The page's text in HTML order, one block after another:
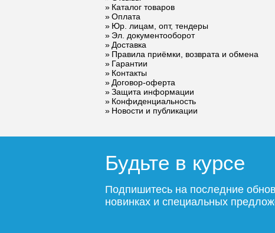
предохранительный
ROMMER для
отопления 2.5 бар
1/2 x3/4 RVS-0001-
002515
Подробнее
0003-006015
Каталог товаров
Оплата
Юр. лицам, опт, тендеры
Эл. документооборот
Доставка
Правила приёмки, возврата и обмена
Гарантии
Контакты
Договор-оферта
Защита информации
Конфиденциальность
Новости и публикации
Будьте в курсе
Подпишитесь на последние
новинках и специальных